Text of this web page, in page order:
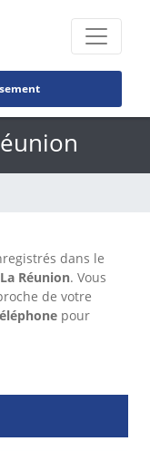
dans le
La Réunion. Vous
de votre
pour